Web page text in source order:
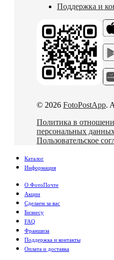
Поддержка и
© 2026 FotoPostApp.
Политика в
персональных
Пользовательское
Каталог
Информация
О ФотоПочте
Акции
Сделаем за вас
Бизнесу
FAQ
Франшиза
Поддержка и контакты
Оплата и доставка